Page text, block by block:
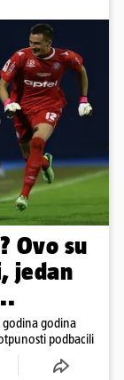
Ovo su
jedan
godina godina
podbacili